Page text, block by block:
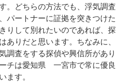
。どちらの方法でも、浮気調査
パートナーに証拠を突きつけた
りして別れたいのであれば、探
ありだと思います。ちなみに、
調査をする探偵や興信所があり
チは愛知県 一宮市で常に優良
ます。